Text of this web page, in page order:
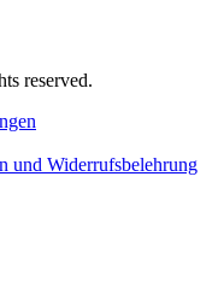
reserved.
und Widerrufsbelehrung